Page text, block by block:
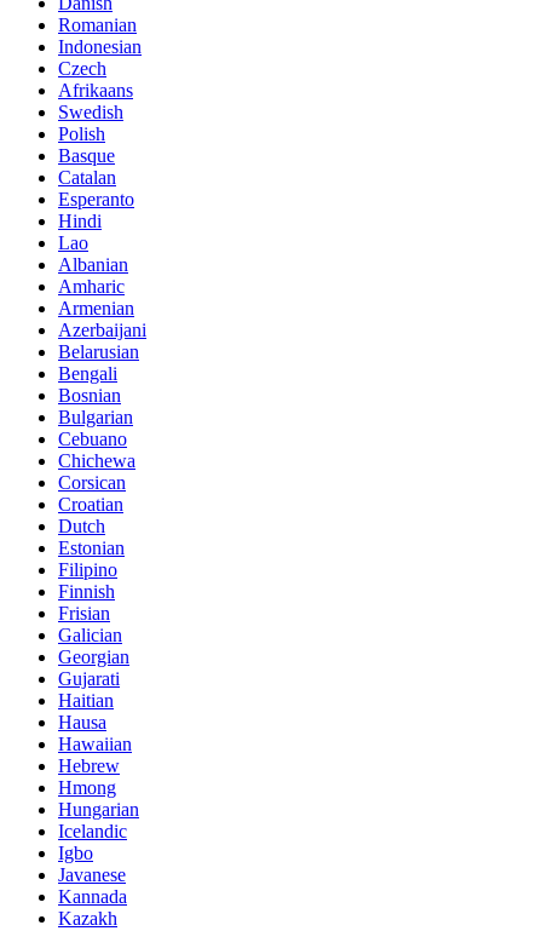
Romanian
Indonesian
Czech
Afrikaans
Swedish
Polish
Basque
Catalan
Esperanto
Hindi
Lao
Albanian
Amharic
Armenian
Azerbaijani
Belarusian
Bengali
Bosnian
Bulgarian
Cebuano
Chichewa
Corsican
Croatian
Dutch
Estonian
Filipino
Finnish
Frisian
Galician
Georgian
Gujarati
Haitian
Hausa
Hawaiian
Hebrew
Hmong
Hungarian
Icelandic
Igbo
Javanese
Kannada
Kazakh